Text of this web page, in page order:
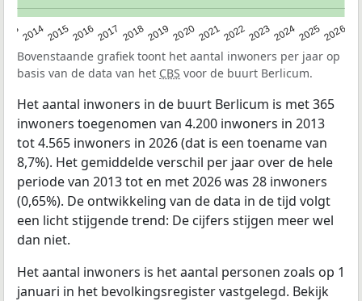
2014201520162017 20182019 2020202120222023202420252026
Bovenstaande grafiek toont het aantal inwoners per jaar op
basis van de data van het CBS voor de buurt Berlicum.
Het aantal inwoners in de buurt Berlicum is met 365
inwoners toegenomen van 4.200 inwoners in 2013
tot 4.565 inwoners in 2026 (dat is een toename van
8,7%). Het gemiddelde verschil per jaar over de hele
periode van 2013 tot en met 2026 was 28 inwoners
(0,65%). De ontwikkeling van de data in de tijd volgt
een licht stijgende trend: De cijfers stijgen meer wel
dan niet.
Het aantal inwoners is het aantal personen zoals op 1
januari in het bevolkingsregister vastgelegd. Bekijk